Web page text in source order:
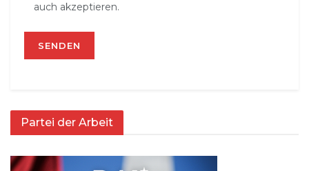
auch akzeptieren.
Partei der Arbeit